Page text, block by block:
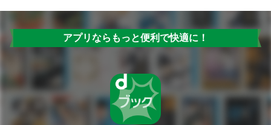
アプリならもっと便利で快適に！